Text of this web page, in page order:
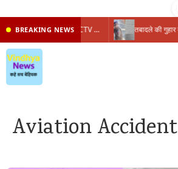
BREAKING NEWS कलेक्ट्रेट के सामने बाइक चोरी, CCTV और सुरक्षा व्यवस्था पर उठे बड़े सवाल, दस्तावेज-नकदी गायब
Aviation Accident